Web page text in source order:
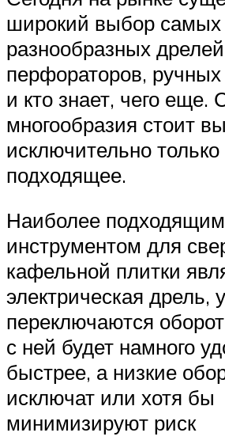
широкий выбор самых
разнообразных
перфораторов, ручных
и кто знает, чего еще.
многообразия стоит
исключительно
подходящее.
Наиболее подходящим
инструментом для
кафельной плитки
электрическая дрель,
переключаются
с ней будет намного
быстрее, а низкие
исключат или хотя бы
минимизируют риск